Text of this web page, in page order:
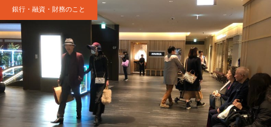
銀行・融資・財務のこと